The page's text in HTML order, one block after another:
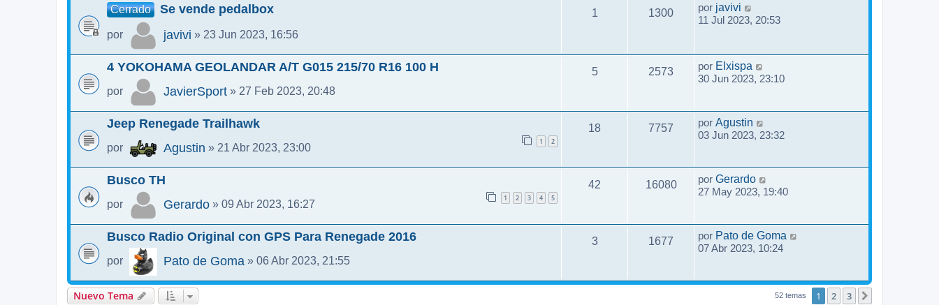
Cerrado Se vende pedalbox
por javivi » 23 Jun 2023, 16:56
1 1300 por javivi
11 Jul 2023, 20:53
4 YOKOHAMA GEOLANDAR A/T G015 215/70 R16 100 H
por JavierSport » 27 Feb 2023, 20:48
5 2573 por Elxispa
30 Jun 2023, 23:10
Jeep Renegade Trailhawk
por Agustin » 21 Abr 2023, 23:00
1 2
18 7757 por Agustin
03 Jun 2023, 23:32
Busco TH
por Gerardo » 09 Abr 2023, 16:27
1 2 3 4 5
42 16080 por Gerardo
27 May 2023, 19:40
Busco Radio Original con GPS Para Renegade 2016
por Pato de Goma » 06 Abr 2023, 21:55
3 1677 por Pato de Goma
07 Abr 2023, 10:24
Nuevo Tema 52 temas 1 2 3